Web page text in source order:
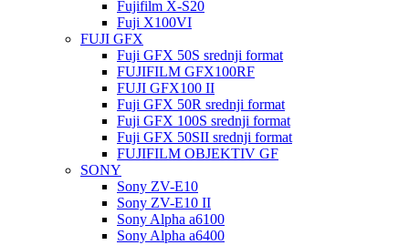
Fujifilm X-S20
Fuji X100VI
FUJI GFX
Fuji GFX 50S srednji format
FUJIFILM GFX100RF
FUJI GFX100 II
Fuji GFX 50R srednji format
Fuji GFX 100S srednji format
Fuji GFX 50SII srednji format
FUJIFILM OBJEKTIV GF
SONY
Sony ZV-E10
Sony ZV-E10 II
Sony Alpha a6100
Sony Alpha a6400